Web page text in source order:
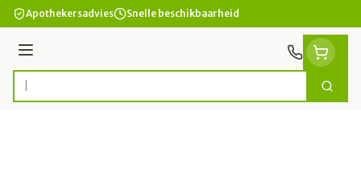
Ga naar de inhoud
Apothekersadvies Snelle beschikbaarheid
Menu
Product, merk, categorie... Zoek